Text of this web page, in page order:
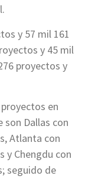
y 57 mil 161
y 45 mil
proyectos y
en
Dallas con
Atlanta con
y Chengdu con
seguido de